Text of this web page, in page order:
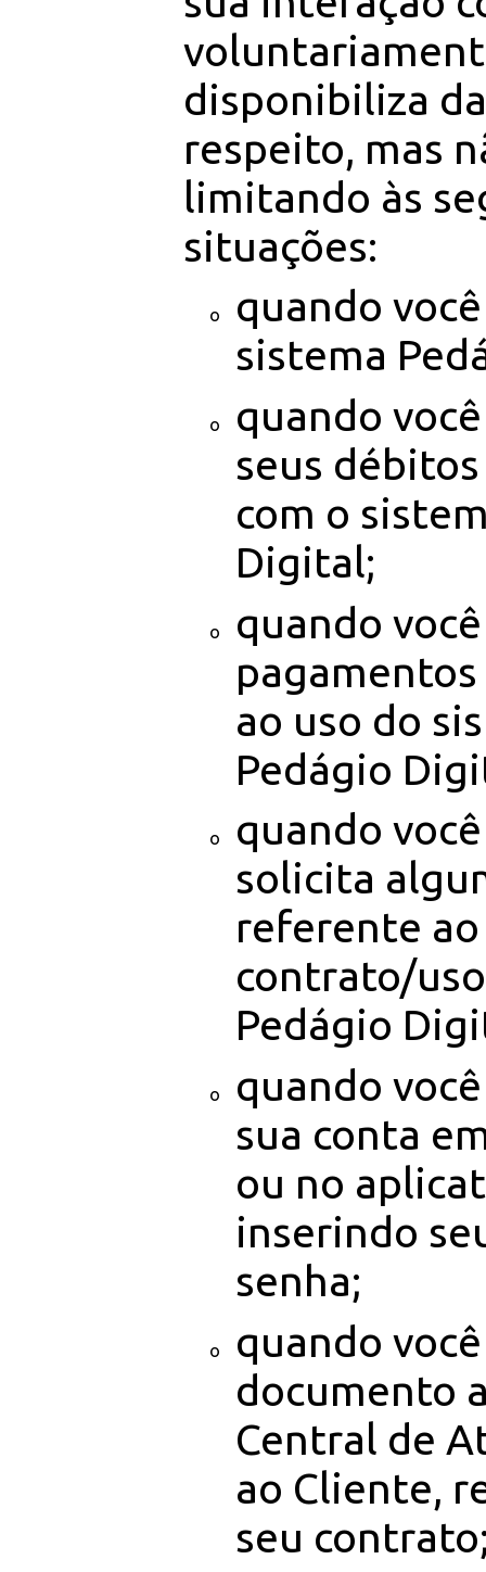
disponibiliza
respeito, mas
limitando às
situações:
quando
sistema
quando
seus
com o
Digital;
quando
ao uso do
Pedágio
quando
solicita
referente ao
contrato/
Pedágio
quando
sua conta
ou no
inserindo
senha;
quando
documento
Central de
ao Cliente,
seu